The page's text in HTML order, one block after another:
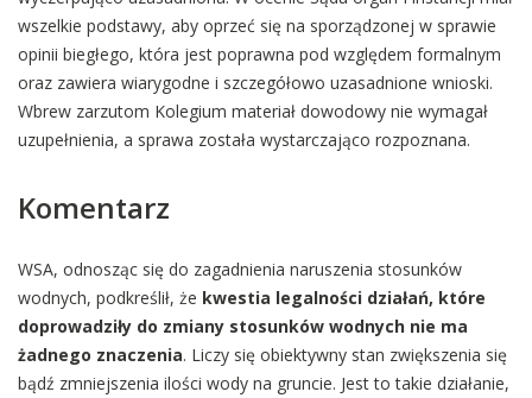
wszelkie podstawy, aby oprzeć się na sporządzonej w sprawie
opinii biegłego, która jest poprawna pod względem formalnym
oraz zawiera wiarygodne i szczegółowo uzasadnione wnioski.
Wbrew zarzutom Kolegium materiał dowodowy nie wymagał
uzupełnienia, a sprawa została wystarczająco rozpoznana.
Komentarz
WSA, odnosząc się do zagadnienia naruszenia stosunków
wodnych, podkreślił, że kwestia legalności działań, które
doprowadziły do zmiany stosunków wodnych nie ma
żadnego znaczenia. Liczy się obiektywny stan zwiększenia się
bądź zmniejszenia ilości wody na gruncie. Jest to takie działanie,